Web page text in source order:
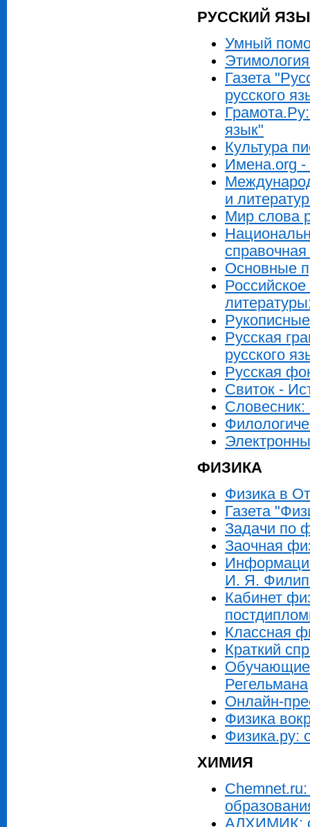
РУССКИЙ
Умный
Газета
русского
язык"
Культура
Имена.org -
и
Мир слова
Основные
Русская
русского
Русская
Свиток -
Словесник:
ФИЗИКА
Физика в
Газета
Задачи по
Заочная
И. Я.
Кабинет
Классная
Краткий
Обучающие
Регельмана
Онлайн-
Физика
Физика.ру:
ХИМИЯ
АЛХИМИК: